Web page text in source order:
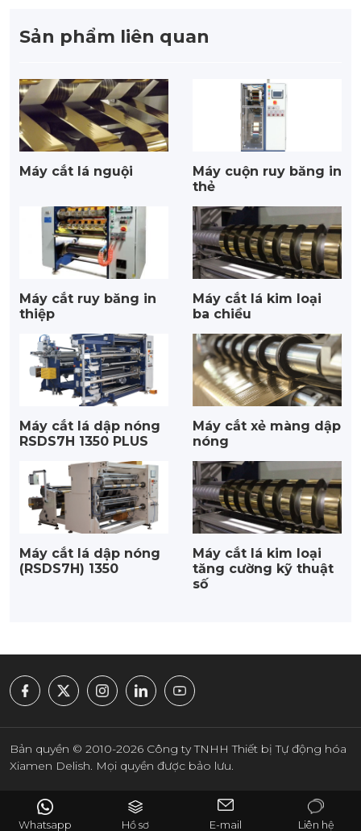
Sản phẩm liên quan
Máy cắt lá nguội
Máy cuộn ruy băng in
thẻ
Máy cắt ruy băng in
thiệp
Máy cắt lá kim loại
ba chiều
Máy cắt lá dập nóng
RSDS7H 1350 PLUS
Máy cắt xẻ màng dập
nóng
Máy cắt lá dập nóng
(RSDS7H) 1350
Máy cắt lá kim loại
tăng cường kỹ thuật
số
Bản quyền © 2010-2026 Công ty TNHH Thiết bị Tự động hóa
Xiamen Delish. Mọi quyền được bảo lưu.
Whatsapp Hồ sơ E-mail Liên hệ